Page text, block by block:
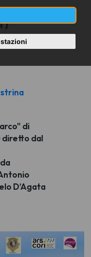
di
diretto dal
D’Agata